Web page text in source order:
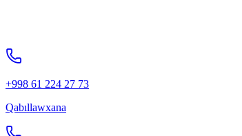
+998 61 224 27 73
Qabıllawxana